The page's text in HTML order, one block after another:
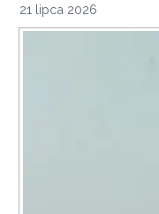
21 lipca 2026